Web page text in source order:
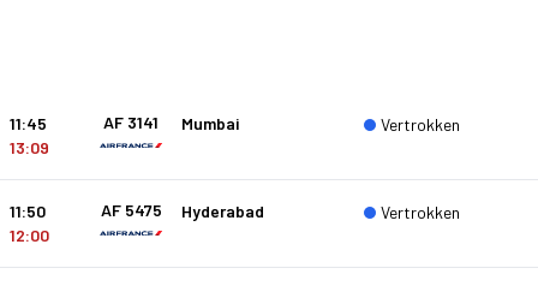
11:45
13:09
AF 3141 Mumbai Vertrokken
11:50
12:00
AF 5475 Hyderabad Vertrokken